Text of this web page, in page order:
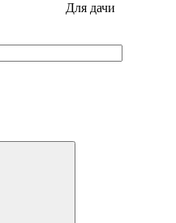
Для дачи